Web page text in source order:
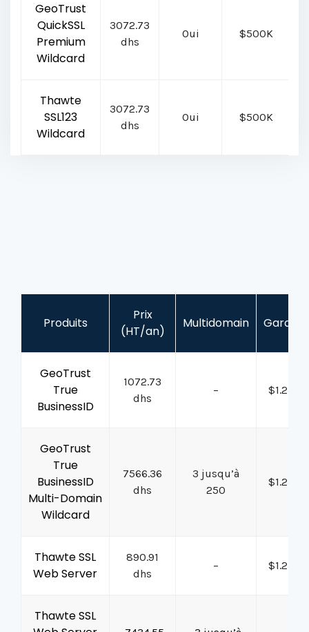
GeoTrust
QuickSSL
Premium
Wildcard
3072.73
dhs
Oui $500K
Thawte
SSL123
Wildcard
3072.73
dhs
Oui $500K
Produits
Prix
(HT/an)
Multidomain
GeoTrust
True
BusinessID
1072.73
dhs
–
GeoTrust
True
BusinessID
Multi-Domain
Wildcard
7566.36
dhs
3 jusqu’à
250
Thawte SSL
Web Server
890.91
dhs
–
Thawte SSL